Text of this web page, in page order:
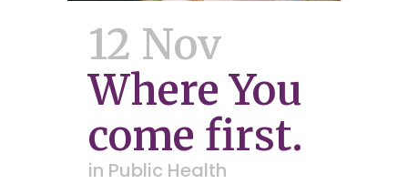
12 Nov
Where You
come first.
in Public Health